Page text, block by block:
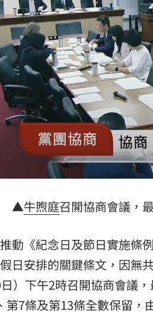
害家屬揭這真相！指加害者無
軍連轟有原因 好友陳傑憲揭
大師賽發威 蘇力揚挺進男單8
半年獲利創新高！EPS 1.58元
開獎直播中 20:31
+24小時直播 15:27
新聞台線上直播 18:00
號召粉絲跨海追星吃美食！
▲牛煦庭召開協商會議，
推動《紀念日及節日實施條
日安排的關鍵條文，因無
）下午2時召開協商會議
第7條及第13條全數保留，